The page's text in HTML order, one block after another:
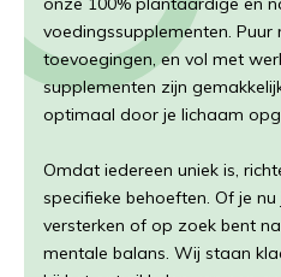
voedingssupplementen. Puur
toevoegingen, en vol met
supplementen zijn
optimaal door je lichaam
Omdat iedereen uniek is,
specifieke behoeften. Of je
versterken of op zoek bent
mentale balans. Wij staan